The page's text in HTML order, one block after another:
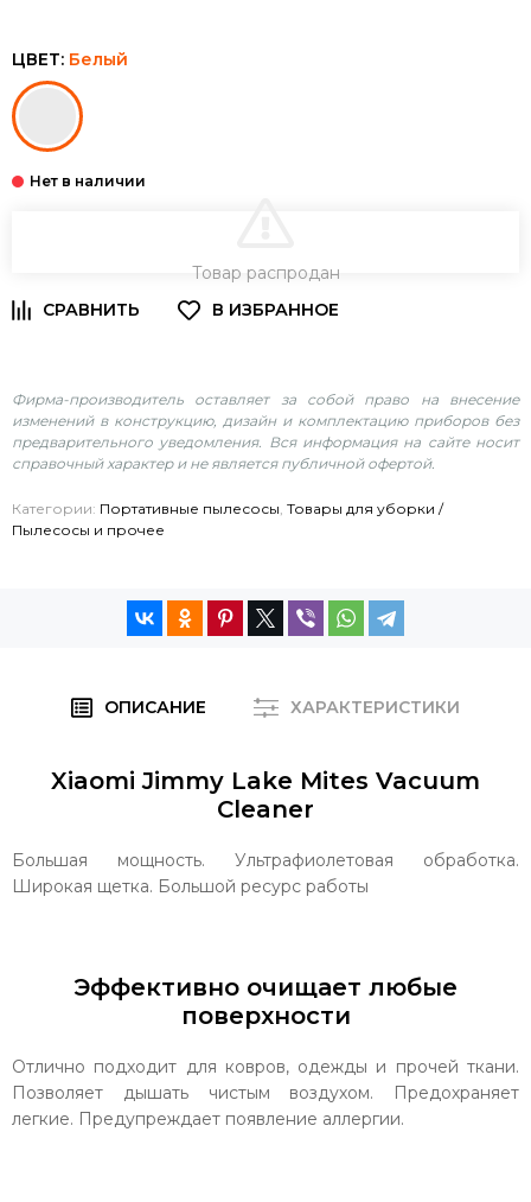
ЦВЕТ: Белый
Товар распродан
Фирма-производитель оставляет за собой право на внесение
изменений в конструкцию, дизайн и комплектацию приборов без
предварительного уведомления. Вся информация на сайте носит
справочный характер и не является публичной офертой.
Категории: Портативные пылесосы, Товары для уборки /
Пылесосы и прочее
ОПИСАНИЕ ХАРАКТЕРИСТИКИ
Xiaomi Jimmy Lake Mites Vacuum
Cleaner
Большая мощность. Ультрафиолетовая обработка.
Широкая щетка. Большой ресурс работы
Эффективно очищает любые
поверхности
Отлично подходит для ковров, одежды и прочей ткани.
Позволяет дышать чистым воздухом. Предохраняет
легкие. Предупреждает появление аллергии.